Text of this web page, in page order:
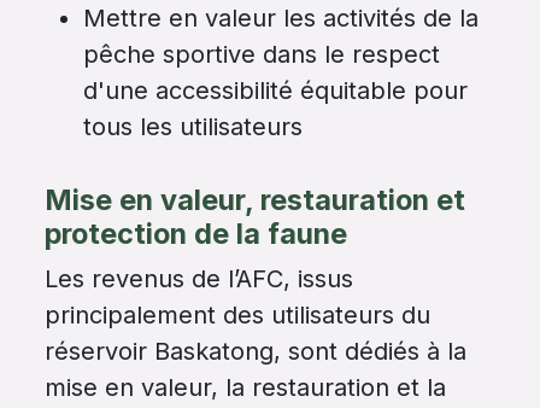
Mettre en valeur les activités de la
pêche sportive dans le respect
d'une accessibilité équitable pour
tous les utilisateurs
Mise en valeur, restauration et
protection de la faune
Les revenus de l’AFC, issus
principalement des utilisateurs du
réservoir Baskatong, sont dédiés à la
mise en valeur, la restauration et la